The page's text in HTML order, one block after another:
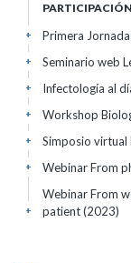
Primera
+
Seminario web
+
Infectología al
+
Workshop
+
Simposio virtual
+
Webinar From
+
Webinar From
patient(2023)
+